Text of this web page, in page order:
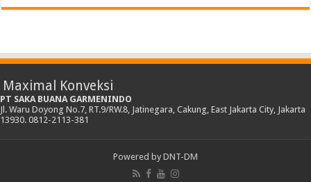
Maximal Konveksi
PT SAKA BUANA GARMENINDO
Jl. Waru Doyong No.7, RT.9/RW.8, Jatinegara, Cakung, East Jakarta City, Jakarta
13930. 0812-2113-381
Powered by DNT-DM